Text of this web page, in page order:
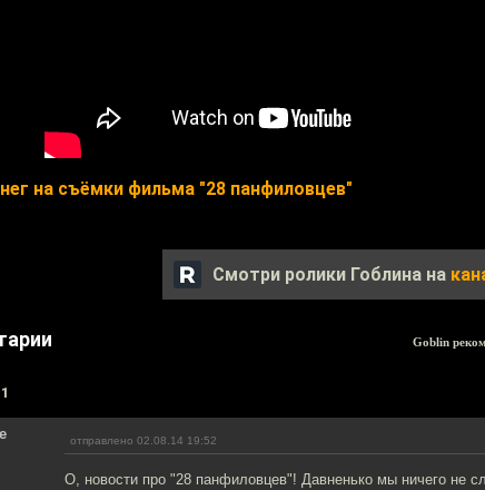
на съёмки фильма "28 панфиловцев"
Смотри ролики Гоблина на
Goblin
отправлено 02.08.14 19:52
О, новости про "28 панфиловцев"! Давненько мы ничего не